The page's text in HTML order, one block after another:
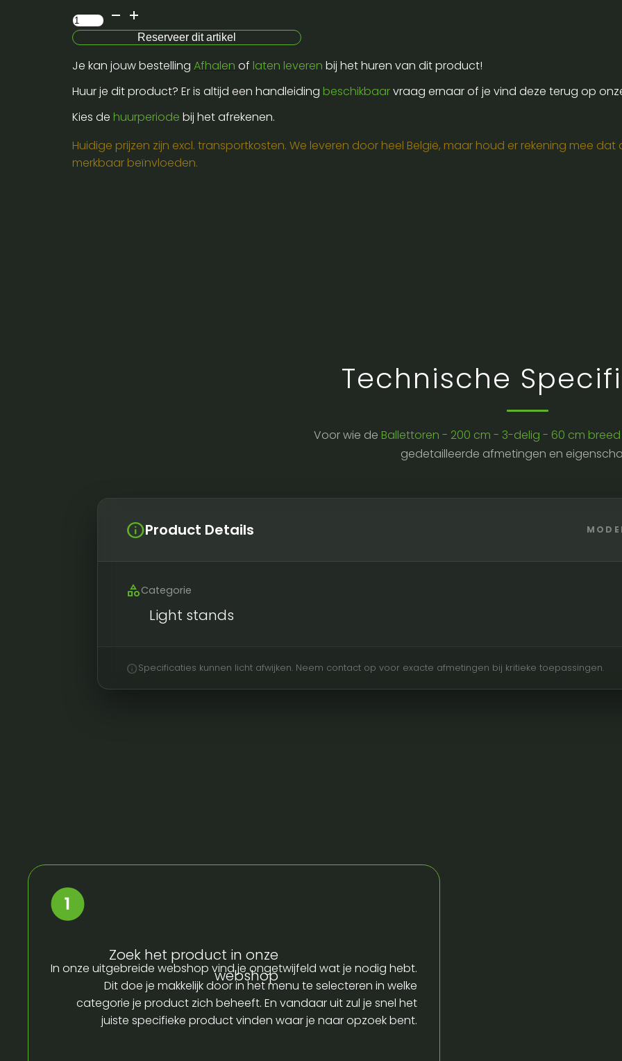
Ballettoren
-
200
cm
-
delig
60
cm
Reserveer dit artikel
Je kan jouw bestelling Afhalen of laten leveren bij het huren van dit product!
Huur je dit product? Er is altijd een handleiding beschikbaarvraag ernaar of je vind deze terug op
Kies de huurperiode bij het afrekenen.
Huidige prijzen zijn excl. transportkosten. We leveren door heel België, maar houd er rekening mee
merkbaar beïnvloeden.
Technische
Voor wie de Ballettoren - 200 cm - 3-delig - 60 cm breed
gedetailleerde afmetingen en
infoProduct Details
categoryCategorie
Light stands
infoSpecificaties kunnen licht afwijken. Neem contact op voor exacte afmetingen bij kritieke toepassingen.
Zoek het product in onze
webshop
In onze uitgebreide webshop vind je ongetwijfeld wat je nodig hebt.
Dit doe je makkelijk door in het menu te selecteren in welke
categorie je product zich beheeft. En vandaar uit zul je snel het
juiste specifieke product vinden waar je naar opzoek bent.